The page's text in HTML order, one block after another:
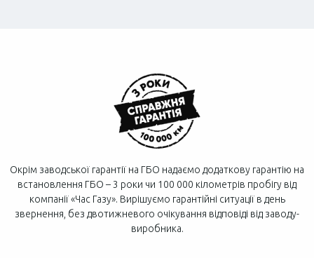
Окрім заводської гарантії на ГБО надаємо додаткову гарантію на
встановлення ГБО – 3 роки чи 100 000 кілометрів пробігу від
компанії «Час Газу». Вирішуємо гарантійні ситуації в день
звернення, без двотижневого очікування відповіді від заводу-
виробника.